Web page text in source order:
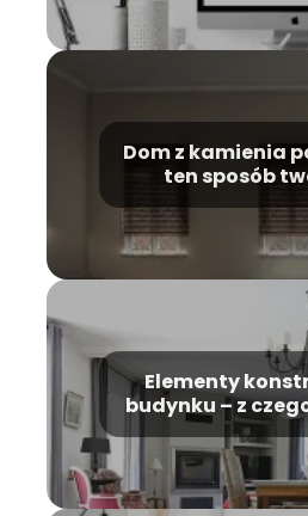
Dom z kamienia
ten sposób
bezpieczne
Elementy
budynku – z
składać się